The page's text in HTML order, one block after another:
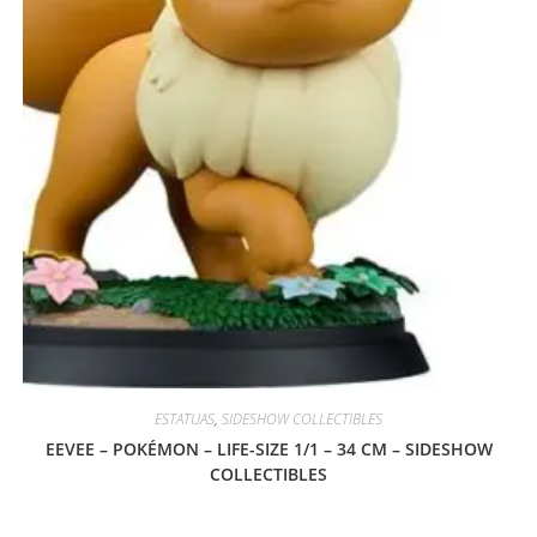
ESTATUAS, SIDESHOW COLLECTIBLES
EEVEE – POKÉMON – LIFE-SIZE 1/1 – 34 CM – SIDESHOW
COLLECTIBLES